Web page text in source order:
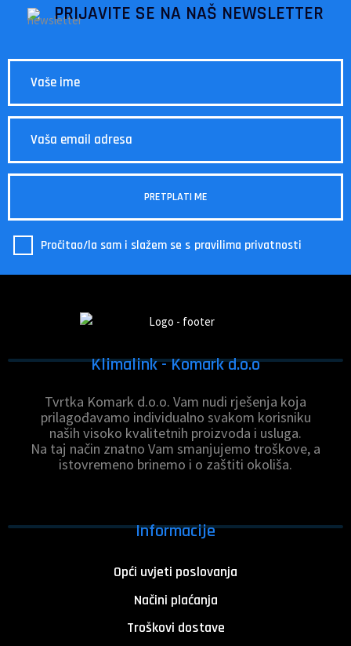
PRIJAVITE SE NA NAŠ NEWSLETTER
Pročitao/la sam i slažem se s pravilima privatnosti
Klimalink - Komark d.o.o
Tvrtka Komark d.o.o. Vam nudi rješenja koja
prilagođavamo individualno svakom korisniku
naših visoko kvalitetnih proizvoda i usluga.
Na taj način znatno Vam smanjujemo troškove, a
istovremeno brinemo i o zaštiti okoliša.
Informacije
Opći uvjeti poslovanja
Načini plaćanja
Troškovi dostave